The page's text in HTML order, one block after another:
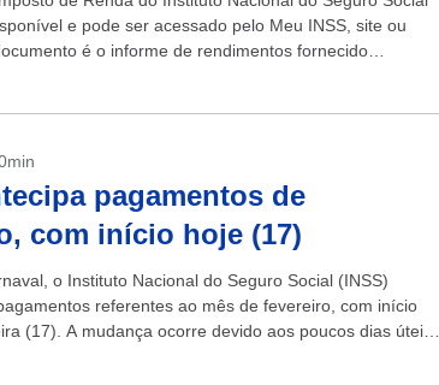
e pode ser acessado pelo Meu INSS, site ou
é o informe de rendimentos fornecido
pagamentos de
com início hoje (17)
o Instituto Nacional do Seguro Social (INSS)
referentes ao mês de fevereiro, com início
(17). A mudança ocorre devido aos poucos dias úteis